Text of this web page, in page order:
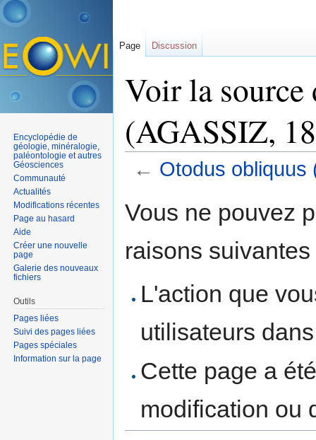
Voir la source
(AGASSIZ,
← Otodus obliquus
Vous ne pouvez
raisons suivantes
L'action que
utilisateurs
Cette page a
modification ou
Page Discussion
Encyclopédie de
géologie, minéralogie,
paléontologie et autres
Géosciences
Communauté
Actualités
Modifications récentes
Page au hasard
Aide
Créer une nouvelle
page
Galerie des nouveaux
fichiers
Outils
Pages liées
Suivi des pages liées
Pages spéciales
Information sur la page